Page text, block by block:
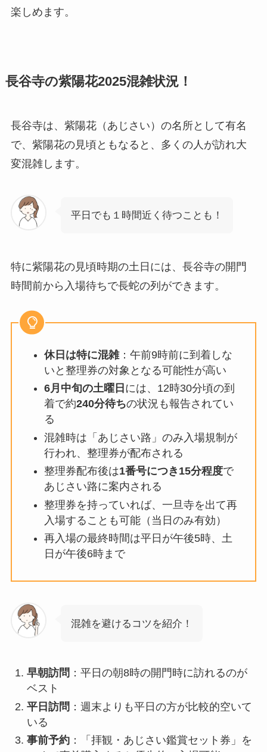
楽しめます。
長谷寺の紫陽花2025混雑状況！
長谷寺は、紫陽花（あじさい）の名所として有名
で、紫陽花の見頃ともなると、多くの人が訪れ大
変混雑します。
平日でも１時間近く待つことも！
特に紫陽花の見頃時期の土日には、長谷寺の開門
時間前から入場待ちで長蛇の列ができます。
休日は特に混雑：午前9時前に到着しな
いと整理券の対象となる可能性が高い
6月中旬の土曜日 には、12時30分頃の到
着で約240分待ちの状況も報告されてい
る
混雑時は「あじさい路」のみ入場規制が
行われ、整理券が配布される
整理券配布後は1番号につき15分程度で
あじさい路に案内される
整理券を持っていれば、一旦寺を出て再
入場することも可能（当日のみ有効）
再入場の最終時間は平日が午後5時、土
日が午後6時まで
混雑を避けるコツを紹介！
早朝訪問 ：平日の朝8時の開門時に訪れるのが
ベスト
平日訪問 ：週末よりも平日の方が比較的空いて
いる
事前予約：「拝観・あじさい鑑賞セット券」を